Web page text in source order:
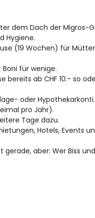
dem Dach der Migros-
Hygiene.
(19 Wochen) für Mütter
für wenige.
bereits ab CHF 10.- so
oder Hypothekarkonti.
pro Jahr).
Tage dazu.
Hotels, Events
gerade, aber: Wer Biss